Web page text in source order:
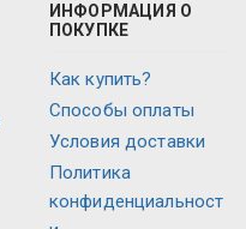
ИНФОРМАЦИЯ О
ПОКУПКЕ
Как купить?
Способы оплаты
Условия доставки
Политика
конфиденциальност